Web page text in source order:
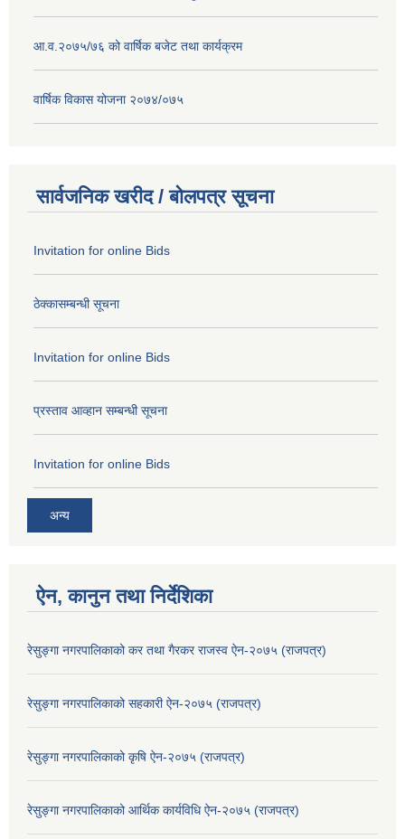
आ.व.२०७५/७६ को वार्षिक बजेट तथा कार्यक्रम
वार्षिक विकास योजना २०७४/०७५
सार्वजनिक खरीद / बोलपत्र सूचना
Invitation for online Bids
ठेक्कासम्बन्धी सूचना
Invitation for online Bids
प्रस्ताव आव्हान सम्बन्धी सूचना
Invitation for online Bids
अन्य
ऐन, कानुन तथा निर्देशिका
रेसुङ्गा नगरपालिकाको कर तथा गैरकर राजस्व ऐन-२०७५ (राजपत्र)
रेसुङ्गा नगरपालिकाको सहकारी ऐन-२०७५ (राजपत्र)
रेसुङ्गा नगरपालिकाको कृषि ऐन-२०७५ (राजपत्र)
रेसुङ्गा नगरपालिकाको आर्थिक कार्यविधि ऐन-२०७५ (राजपत्र)